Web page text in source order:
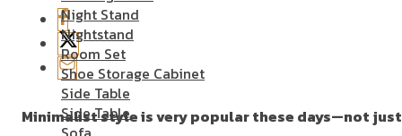
Night Stand
Nightstand
Room Set
Shoe Storage Cabinet
Side Table
Side Table
Minimalist style is very popular these days—not